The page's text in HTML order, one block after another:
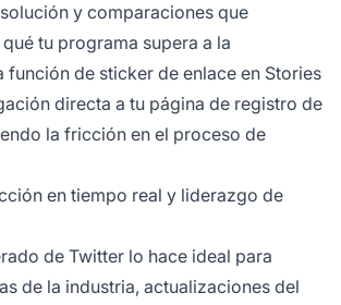
y comparaciones que
tu programa supera a la
función de sticker de enlace en Stories
directa a tu página de registro de
la fricción en el proceso de
en tiempo real y liderazgo de
de Twitter lo hace ideal para
de la industria, actualizaciones del